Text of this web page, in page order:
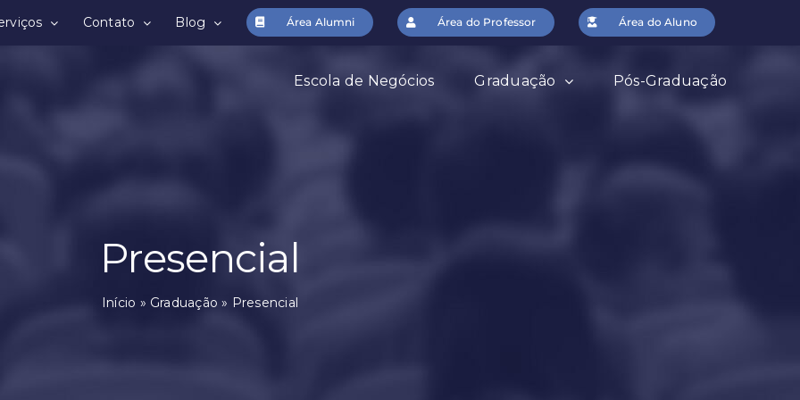
Contato Blog Área Alumni Área do Professor Área do Aluno
Escola de Negócios Graduação Pós-Graduação
Presencial
Início » Graduação » Presencial